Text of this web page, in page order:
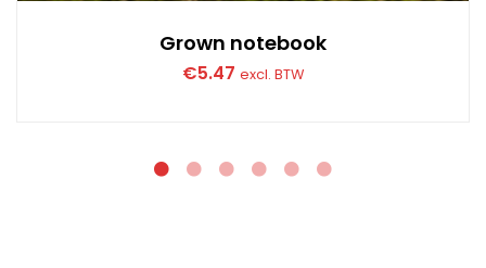
Grown notebook
€5.47 excl. BTW